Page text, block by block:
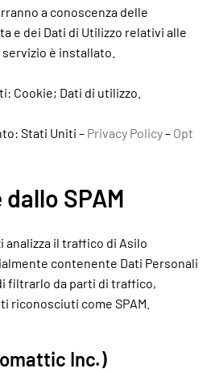
a conoscenza delle
e dei Dati di Utilizzo relativi alle
è installato.
Cookie; Dati di utilizzo.
Stati Uniti – Privacy Policy– Opt
SPAM
analizza il traffico di Asilo
contenente Dati Personali
filtrarlo da parti di traffico,
riconosciuti come SPAM.
Inc.)